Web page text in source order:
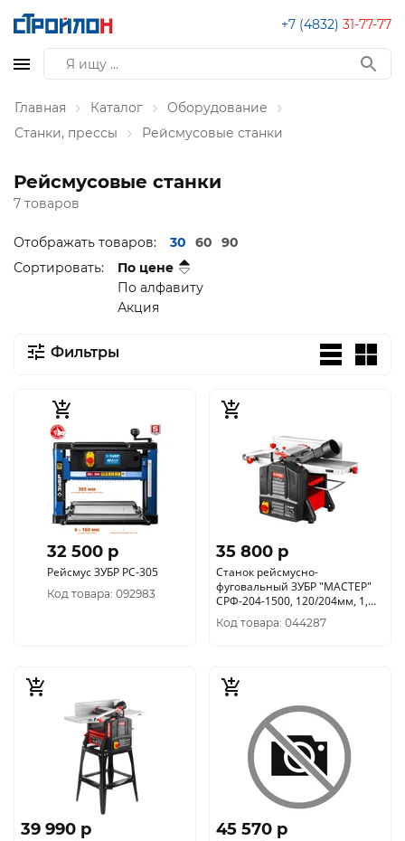
+7 (4832) 31-77-77
Главная Каталог
Оборудование
Станки, прессы
Рейсмусовые станки
Рейсмусовые станки
7 товаров
Отображать товаров: 30 60
90
Сортировать:
По цене
По алфавиту
Акция
Фильтры
32 500 p
Рейсмус ЗУБР РС-305
Код товара: 092983
35 800 p
Станок рейсмусно-
фуговальный ЗУБР "МАСТЕР"
СРФ-204-1500, 120/204мм, 1,
5кВт
Код товара: 044287
39 990 p 45 570 p